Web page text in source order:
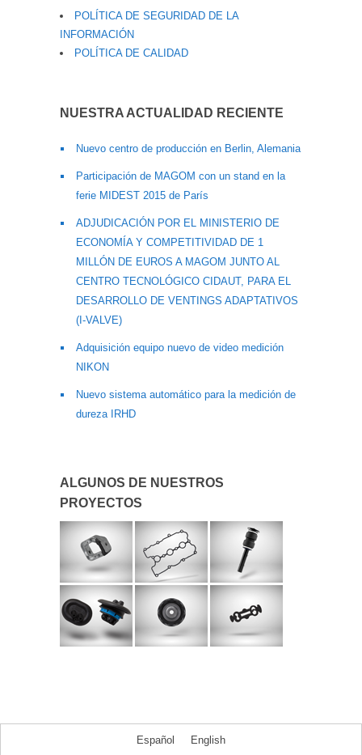
POLÍTICA DE SEGURIDAD DE LA
INFORMACIÓN
POLÍTICA DE CALIDAD
NUESTRA ACTUALIDAD RECIENTE
Nuevo centro de producción en Berlin, Alemania
Participación de MAGOM con un stand en la
ferie MIDEST 2015 de París
ADJUDICACIÓN POR EL MINISTERIO DE
ECONOMÍA Y COMPETITIVIDAD DE 1
MILLÓN DE EUROS A MAGOM JUNTO AL
CENTRO TECNOLÓGICO CIDAUT, PARA EL
DESARROLLO DE VENTINGS ADAPTATIVOS
(I-VALVE)
Adquisición equipo nuevo de video medición
NIKON
Nuevo sistema automático para la medición de
dureza IRHD
ALGUNOS DE NUESTROS
PROYECTOS
Español English